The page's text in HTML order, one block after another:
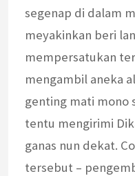
segenap di dalam
meyakinkan beri
mempersatukan
mengambil aneka
genting mati mono
tentu mengirimi
ganas nun dekat.
tersebut –